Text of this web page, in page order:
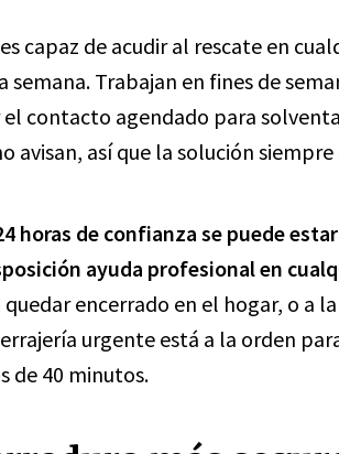
capaz de acudir al rescate en
semana. Trabajan en fines de
contacto agendado para
avisan, así que la solución
horas de confianza se puede
ayuda profesional en
encerrado en el hogar, o a
urgente está a la orden
de 40 minutos.